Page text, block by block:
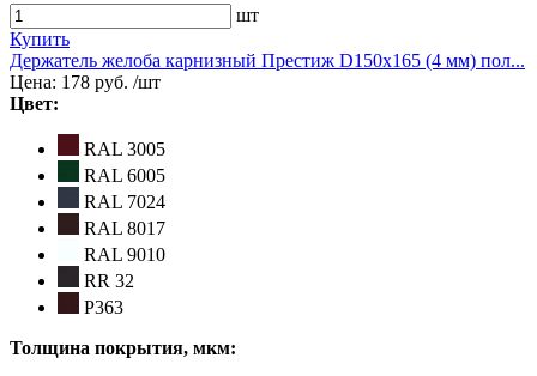
шт
Купить
Держатель желоба карнизный Престиж D150х165 (4 мм) пол...
Цена: 178 руб. /шт
Цвет:
RAL 3005
RAL 6005
RAL 7024
RAL 8017
RAL 9010
RR 32
Р363
Толщина покрытия, мкм: